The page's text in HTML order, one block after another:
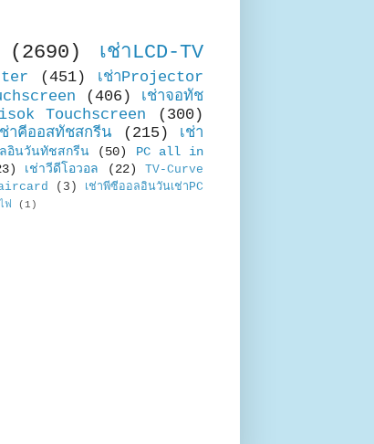
(2690)
เช่าLCD-TV
(451)
เช่าProjector
(406)
เช่าจอทัช
Touchscreen
(300)
ช่าคีออสทัชสกรีน (215)
เช่า
อินวันทัชสกรีน (50)
PC all in
เช่าวีดีโอวอล (22)
TV-Curve
aircard (3)
เช่าพีซีออลอินวันเช่าPC
ฟ (1)